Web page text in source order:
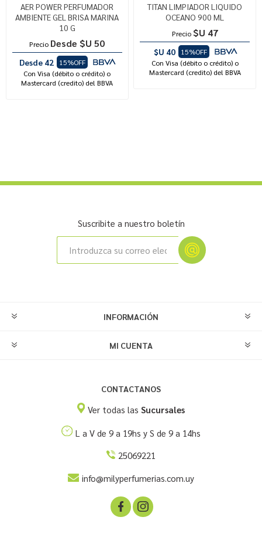
AER POWER PERFUMADOR
AMBIENTE GEL BRISA MARINA
10 G
Precio Desde $U 50
Desde 42
15%OFF
Con Visa (débito o crédito) o
Mastercard (credito) del BBVA
TITAN LIMPIADOR LIQUIDO
OCEANO 900 ML
Precio $U 47
$U 40
15%OFF
Con Visa (débito o crédito) o
Mastercard (credito) del BBVA
Suscribite a nuestro boletín
INFORMACIÓN
MI CUENTA
CONTACTANOS
Ver todas las Sucursales
L a V de 9 a 19hs y S de 9 a 14hs
25069221
info@milyperfumerias.com.uy